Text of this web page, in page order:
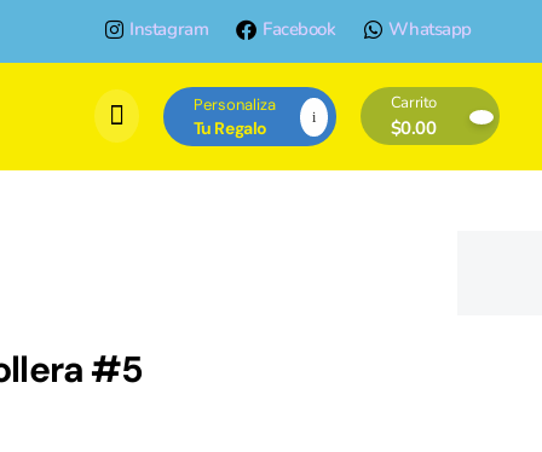
Instagram Facebook Whatsapp
Personaliza
Tu Regalo
Carrito
$0.00
#5